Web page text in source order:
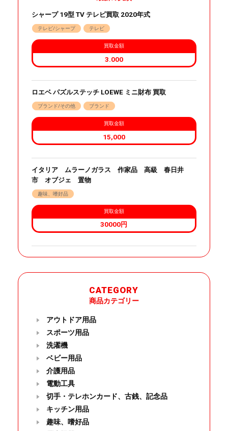
シャープ 19型 TV テレビ買取 2020年式
テレビ/シャープ テレビ
買取金額
3.000
ロエベ パズルステッチ LOEWE ミニ財布 買取
ブランド/その他 ブランド
買取金額
15,000
イタリア ムラーノガラス 作家品 高級 春日井
市 オブジェ 置物
趣味、嗜好品
買取金額
30000円
CATEGORY
商品カテゴリー
アウトドア用品
スポーツ用品
洗濯機
ベビー用品
介護用品
電動工具
切手・テレホンカード、古銭、記念品
キッチン用品
趣味、嗜好品